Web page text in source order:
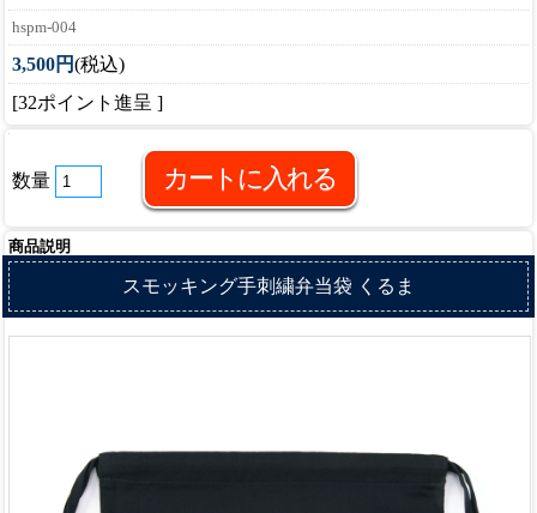
hspm-004
3,500円(税込)
[32ポイント進呈 ]
数量
商品説明
スモッキング手刺繍弁当袋 くるま